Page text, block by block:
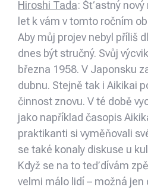
Hiroshi Tada: Šťastný nový
let k vám v tomto ročním
Aby můj projev nebyl příliš
dnes být stručný. Svůj
března 1958. V Japonsku
dubnu. Stejně tak i Aikikai
činnost znovu. V té době
jako například časopis
praktikanti si vyměňovali
se také konaly diskuse u
Když se na to teď dívám
velmi málo lidí – možná